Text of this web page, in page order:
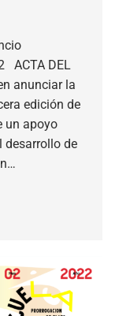
ACTA DEL
anunciar la
edición de
un apoyo
desarrollo de